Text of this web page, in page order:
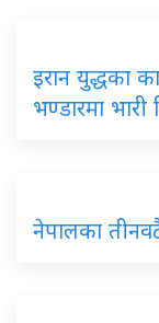
इरान युद्धका
भण्डारमा भारी
नेपालका तीनवटै